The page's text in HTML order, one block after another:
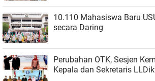
10.110 Mahasiswa Baru
secara Daring
Perubahan OTK, Sesjen
Kepala dan Sekretaris